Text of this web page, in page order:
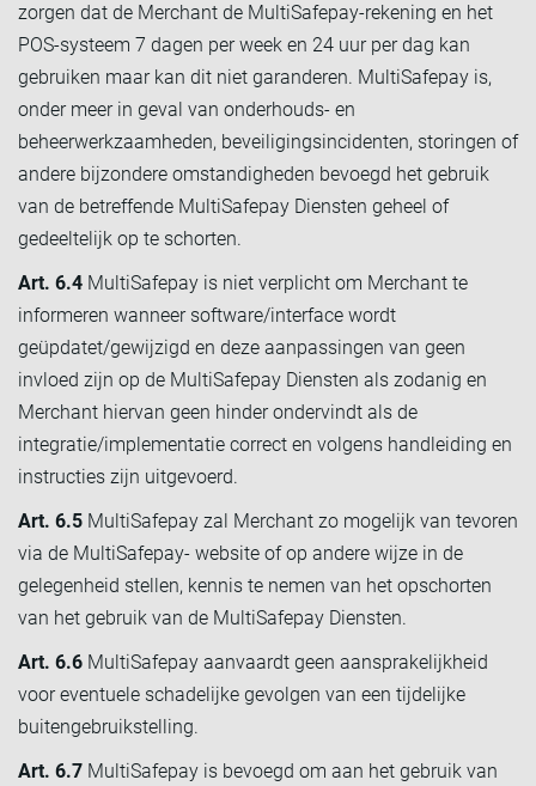
zorgen dat de Merchant de MultiSafepay-rekening en het
POS-systeem 7 dagen per week en 24 uur per dag kan
gebruiken maar kan dit niet garanderen. MultiSafepay is,
onder meer in geval van onderhouds- en
beheerwerkzaamheden, beveiligingsincidenten, storingen of
andere bijzondere omstandigheden bevoegd het gebruik
van de betreffende MultiSafepay Diensten geheel of
gedeeltelijk op te schorten.
Art. 6.4 MultiSafepay is niet verplicht om Merchant te
informeren wanneer software/interface wordt
geüpdatet/gewijzigd en deze aanpassingen van geen
invloed zijn op de MultiSafepay Diensten als zodanig en
Merchant hiervan geen hinder ondervindt als de
integratie/implementatie correct en volgens handleiding en
instructies zijn uitgevoerd.
Art. 6.5 MultiSafepay zal Merchant zo mogelijk van tevoren
via de MultiSafepay- website of op andere wijze in de
gelegenheid stellen, kennis te nemen van het opschorten
van het gebruik van de MultiSafepay Diensten.
Art. 6.6 MultiSafepay aanvaardt geen aansprakelijkheid
voor eventuele schadelijke gevolgen van een tijdelijke
buitengebruikstelling.
Art. 6.7 MultiSafepay is bevoegd om aan het gebruik van